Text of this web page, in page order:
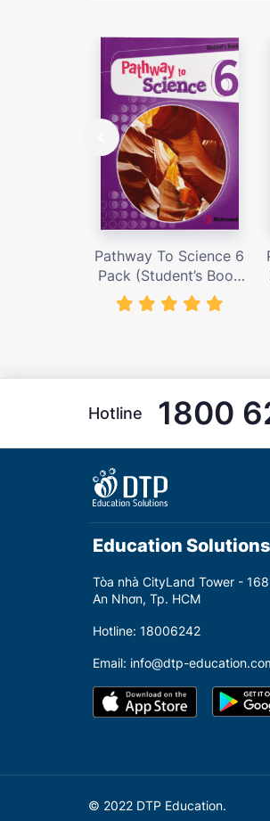
Pathway To Science 6
Pack (Student’s Book
with Activity Cards) –
Giá bán 419,000 vnđ
Hotline 1800
Education
Tòa nhà CityLand Tower -
An Nhơn, Tp. HCM
Hotline: 18006242
Email: info@dtp-
© 2022 DTP Education.